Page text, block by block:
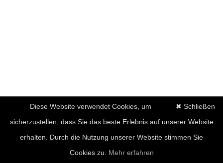
✖ Schließen
Diese Website verwendet Cookies, um
sicherzustellen, dass Sie das beste Erlebnis auf unserer Website
erhalten. Durch die Nutzung unserer Website stimmen Sie
Cookies zu. Mehr erfahren